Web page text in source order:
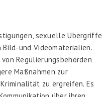
sexuelle Übergriffe
und Videomaterialien.
Regulierungsbehörden
Maßnahmen zur
zu ergreifen. Es